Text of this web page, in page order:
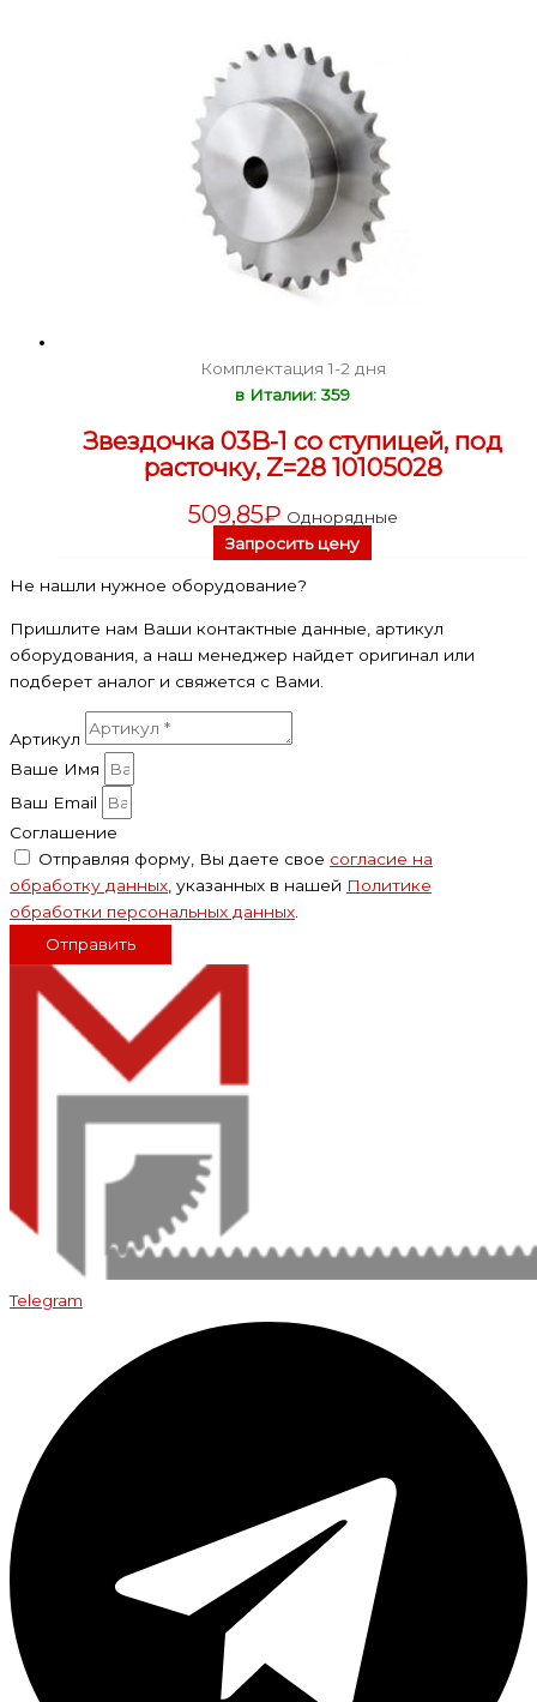
Комплектация 1-2 дня
в Италии: 359
Звездочка 03B-1 со ступицей, под
расточку, Z=28 10105028
509,85₽ Однорядные
Запросить цену
Не нашли нужное оборудование?
Пришлите нам Ваши контактные данные, артикул
оборудования, а наш менеджер найдет оригинал или
подберет аналог и свяжется с Вами.
Артикул
Ваше Имя
Ваш Email
Соглашение
Отправляя форму, Вы даете свое согласие на
обработку данных , указанных в нашей Политике
обработки персональных данных
Отправить
Telegram